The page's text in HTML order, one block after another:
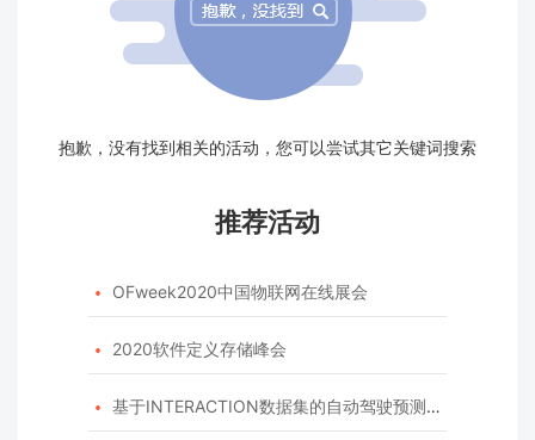
抱歉，没有找到相关的活动，您可以尝试其它关键词搜索
推荐活动
 OFweek2020中国物联网在线展会
 2020软件定义存储峰会
 基于INTERACTION数据集的自动驾驶预测模型挑战赛